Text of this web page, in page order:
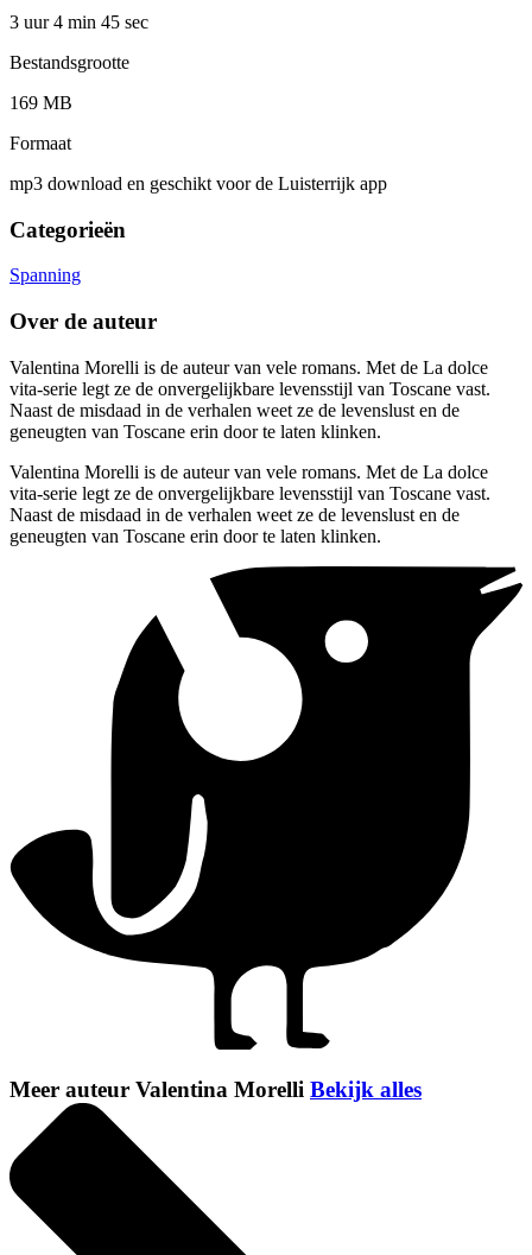
3 uur 4 min 45 sec
Bestandsgrootte
169 MB
Formaat
mp3 download en geschikt voor de Luisterrijk app
Categorieën
Spanning
Over de auteur
Valentina Morelli is de auteur van vele romans. Met de La dolce
vita-serie legt ze de onvergelijkbare levensstijl van Toscane vast.
Naast de misdaad in de verhalen weet ze de levenslust en de
geneugten van Toscane erin door te laten klinken.
Valentina Morelli is de auteur van vele romans. Met de La dolce
vita-serie legt ze de onvergelijkbare levensstijl van Toscane vast.
Naast de misdaad in de verhalen weet ze de levenslust en de
geneugten van Toscane erin door te laten klinken.
Meer auteur Valentina Morelli Bekijk alles